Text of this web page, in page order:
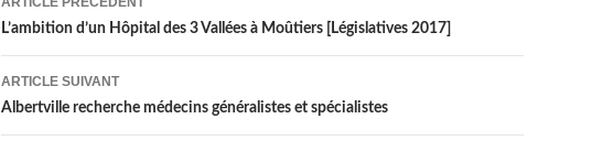
des
articles
L’ambition d’un Hôpital des 3 Vallées à Moûtiers [Législatives 2017]
ARTICLE SUIVANT
Albertville recherche médecins généralistes et spécialistes